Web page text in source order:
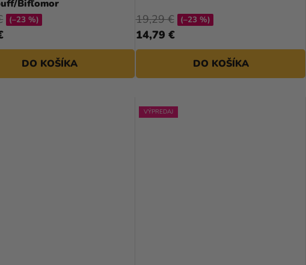
Bifľomor
(–23 %)
DO KOŠÍKA
14,79 €
19,29 € (–23 %)
DO KOŠÍKA
VÝPREDAJ